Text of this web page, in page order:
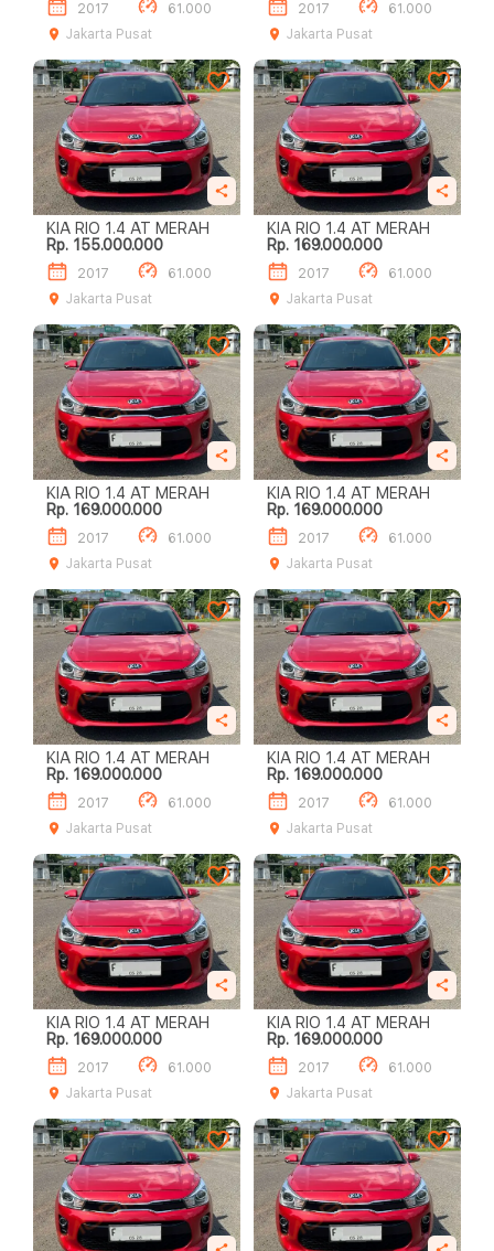
2017
61.000
Jakarta Pusat
2017
61.000
Jakarta Pusat
KIA RIO 1.4 AT MERAH
Rp. 155.000.000
2017
61.000
Jakarta Pusat
KIA RIO 1.4 AT MERAH
Rp. 169.000.000
2017
61.000
Jakarta Pusat
KIA RIO 1.4 AT MERAH
Rp. 169.000.000
2017
61.000
Jakarta Pusat
KIA RIO 1.4 AT MERAH
Rp. 169.000.000
2017
61.000
Jakarta Pusat
KIA RIO 1.4 AT MERAH
Rp. 169.000.000
2017
61.000
Jakarta Pusat
KIA RIO 1.4 AT MERAH
Rp. 169.000.000
2017
61.000
Jakarta Pusat
KIA RIO 1.4 AT MERAH
Rp. 169.000.000
2017
61.000
Jakarta Pusat
KIA RIO 1.4 AT MERAH
Rp. 169.000.000
2017
61.000
Jakarta Pusat